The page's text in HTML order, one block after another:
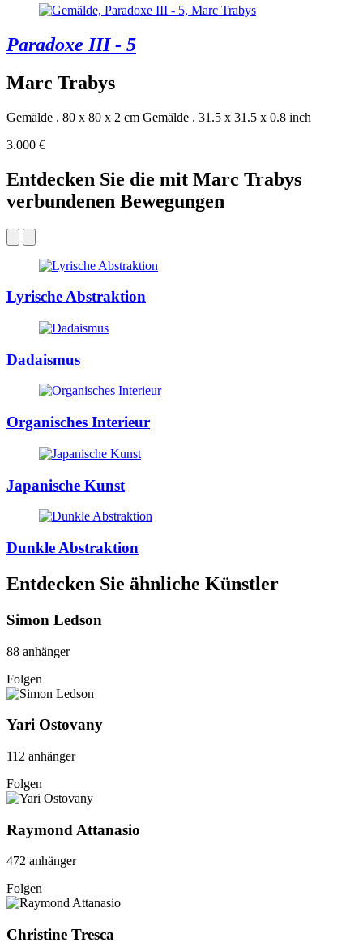
Paradoxe III - 5
Marc Trabys
Gemälde . 80 x 80 x 2 cm Gemälde . 31.5 x 31.5 x 0.8 inch
3.000 €
Entdecken Sie die mit Marc Trabys
verbundenen Bewegungen
Lyrische Abstraktion
Dadaismus
Organisches Interieur
Japanische Kunst
Dunkle Abstraktion
Entdecken Sie ähnliche Künstler
Simon Ledson
88 anhänger
Folgen
Yari Ostovany
112 anhänger
Folgen
Raymond Attanasio
472 anhänger
Folgen
Christine Tresca